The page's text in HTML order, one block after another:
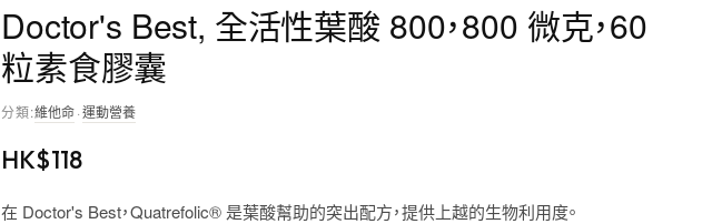
Doctor's Best, 全活性葉酸 800，800 微克，60
粒素食膠囊
分類:維他命·運動營養
HK$118
在 Doctor's Best，Quatrefolic® 是葉酸幫助的突出配方，提供上越的生物利用度。